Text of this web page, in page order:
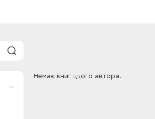
Немає книг цього автора.